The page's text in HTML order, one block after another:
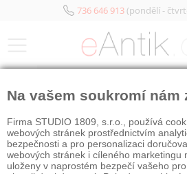
736 646 913(pondělí -
Na vašem soukromí nám
Firma STUDIO 1809, s.r.o., používá
webových stránek prostřednictvím
bezpečnosti a pro personalizaci
webových stránek i cíleného marketingu
uloženy v naprostém bezpečí vašeho